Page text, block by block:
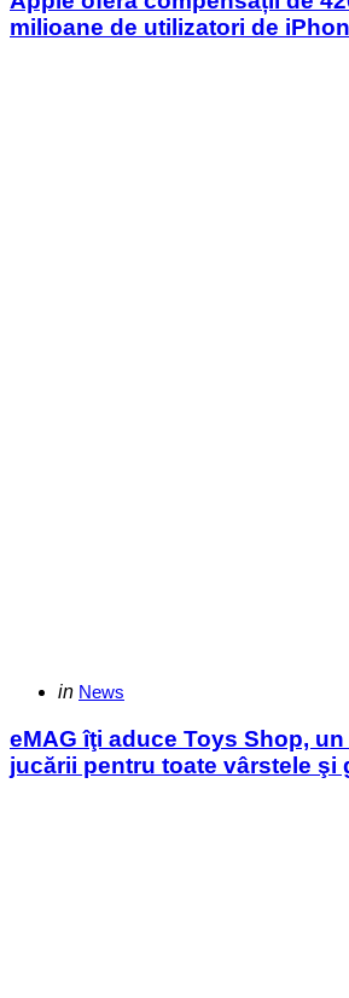
milioane de utilizatori de
Categories
Posted
in News
eMAG îţi aduce Toys Shop,
jucării pentru toate vârstele şi